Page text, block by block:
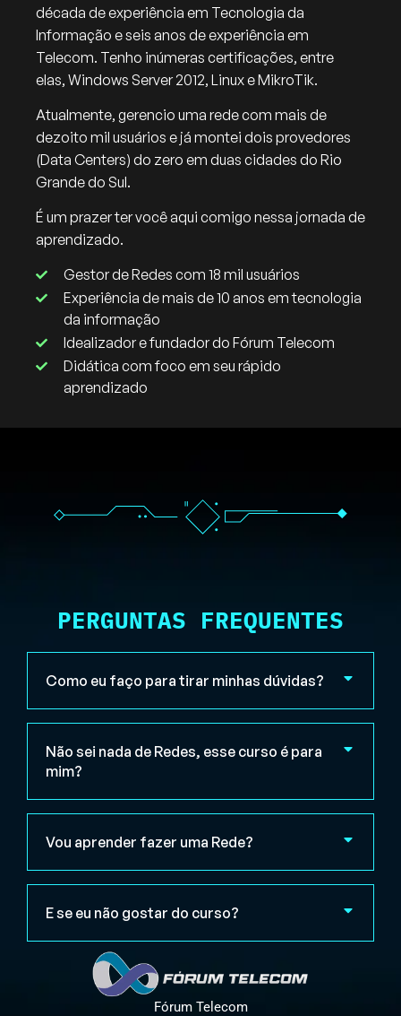
década de experiência em Tecnologia da
Informação e seis anos de experiência em
Telecom. Tenho inúmeras certificações, entre
elas, Windows Server 2012, Linux e MikroTik.
Atualmente, gerencio uma rede com mais de
dezoito mil usuários e já montei dois provedores
(Data Centers) do zero em duas cidades do Rio
Grande do Sul.
É um prazer ter você aqui comigo nessa jornada de
aprendizado.
Gestor de Redes com 18 mil usuários
Experiência de mais de 10 anos em tecnologia
da informação
Idealizador e fundador do Fórum Telecom
Didática com foco em seu rápido
aprendizado
PERGUNTAS FREQUENTES
Como eu faço para tirar minhas dúvidas?
Não sei nada de Redes, esse curso é para
mim?
Vou aprender fazer uma Rede?
E se eu não gostar do curso?
Fórum Telecom